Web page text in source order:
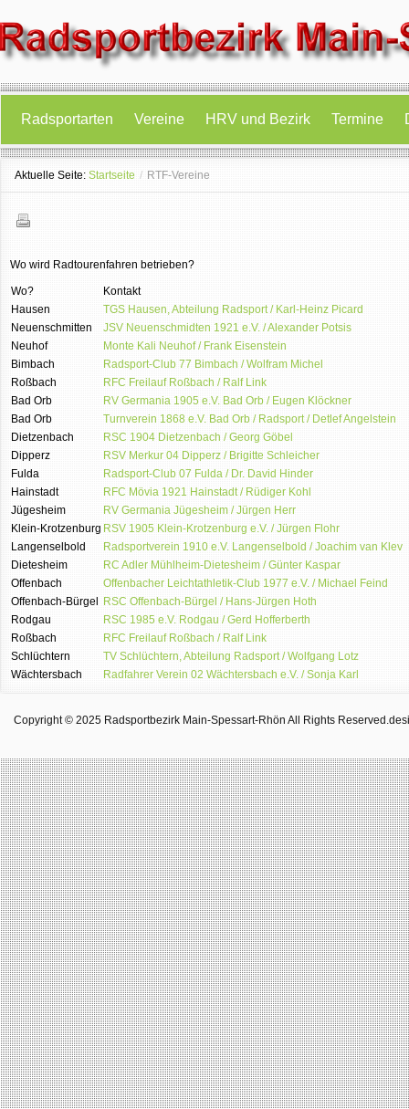
Radsportarten Vereine HRV und Bezirk Termine
Aktuelle Seite: Startseite / RTF-Vereine
Wo wird Radtourenfahren betrieben?
Wo?
Kontakt
Hausen
TGS Hausen, Abteilung Radsport / Karl-Heinz Picard
Neuenschmitten
JSV Neuenschmidten 1921 e.V. / Alexander Potsis
Neuhof
Monte Kali Neuhof / Frank Eisenstein
Bimbach
Radsport-Club 77 Bimbach / Wolfram Michel
Roßbach
RFC Freilauf Roßbach / Ralf Link
Bad Orb
RV Germania 1905 e.V. Bad Orb / Eugen Klöckner
Bad Orb
Turnverein 1868 e.V. Bad Orb / Radsport / Detlef Angelstein
Dietzenbach
RSC 1904 Dietzenbach / Georg Göbel
Dipperz
RSV Merkur 04 Dipperz / Brigitte Schleicher
Fulda
Radsport-Club 07 Fulda / Dr. David Hinder
Hainstadt
RFC Mövia 1921 Hainstadt / Rüdiger Kohl
Jügesheim
RV Germania Jügesheim / Jürgen Herr
Klein-Krotzenburg RSV 1905 Klein-Krotzenburg e.V. / Jürgen Flohr
Langenselbold
Radsportverein 1910 e.V. Langenselbold / Joachim van Klev
Dietesheim
RC Adler Mühlheim-Dietesheim / Günter Kaspar
Offenbach
Offenbacher Leichtathletik-Club 1977 e.V. / Michael Feind
Offenbach-Bürgel
RSC Offenbach-Bürgel / Hans-Jürgen Hoth
Rodgau
RSC 1985 e.V. Rodgau / Gerd Hofferberth
Roßbach
RFC Freilauf Roßbach / Ralf Link
Schlüchtern
TV Schlüchtern, Abteilung Radsport / Wolfgang Lotz
Wächtersbach
Radfahrer Verein 02 Wächtersbach e.V. / Sonja Karl
Copyright © 2025 Radsportbezirk Main-Spessart-Rhön All Rights Reserved.